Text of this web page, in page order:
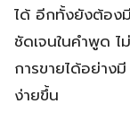
ได้ อีกทั้งยังต้อง
ชัดเจนในคำพูด ไ
การขายได้อย่าง
ง่ายขึ้น